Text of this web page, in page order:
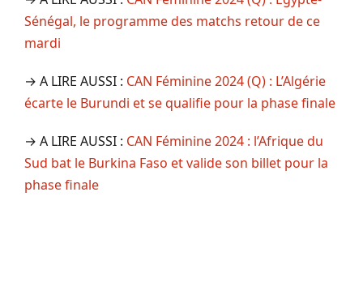
Sénégal, le programme des matchs retour de ce
mardi
→ A LIRE AUSSI : CAN Féminine 2024 (Q) : L’Algérie
écarte le Burundi et se qualifie pour la phase finale
→ A LIRE AUSSI : CAN Féminine 2024 : l’Afrique du
Sud bat le Burkina Faso et valide son billet pour la
phase finale